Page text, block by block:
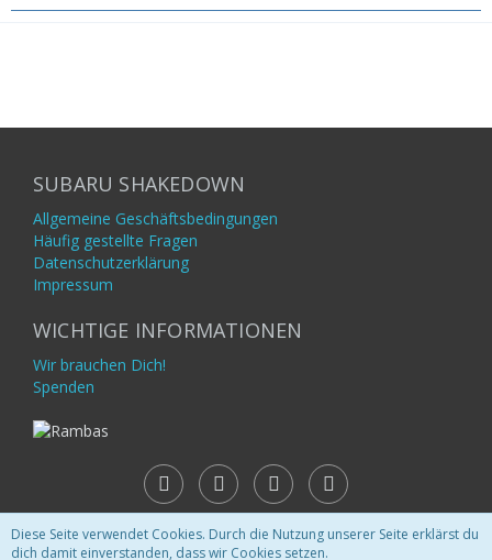
SUBARU SHAKEDOWN
Allgemeine Geschäftsbedingungen
Häufig gestellte Fragen
Datenschutzerklärung
Impressum
WICHTIGE INFORMATIONEN
Wir brauchen Dich!
Spenden
Diese Seite verwendet Cookies. Durch die Nutzung unserer Seite erklärst du
dich damit einverstanden, dass wir Cookies setzen.